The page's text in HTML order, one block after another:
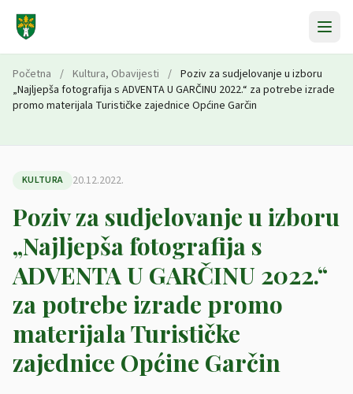
Početna / Kultura, Obavijesti / Poziv za sudjelovanje u izboru
„Najljepša fotografija s ADVENTA U GARČINU 2022.“ za potrebe izrade
promo materijala Turističke zajednice Općine Garčin
KULTURA 20.12.2022.
Poziv za sudjelovanje u izboru
„Najljepša fotografija s
ADVENTA U GARČINU 2022.“
za potrebe izrade promo
materijala Turističke
zajednice Općine Garčin